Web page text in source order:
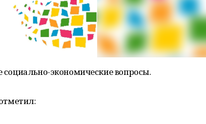
экономические вопросы.